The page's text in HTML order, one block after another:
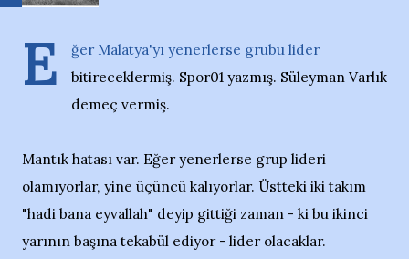
E
ğer Malatya'yı yenerlerse grubu lider
bitireceklermiş. Spor01 yazmış. Süleyman Varlık
demeç vermiş.
Mantık hatası var. Eğer yenerlerse grup lideri
olamıyorlar, yine üçüncü kalıyorlar. Üstteki iki takım
"hadi bana eyvallah" deyip gittiği zaman - ki bu ikinci
yarının başına tekabül ediyor - lider olacaklar.